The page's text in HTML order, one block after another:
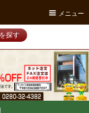
メニュー
探す